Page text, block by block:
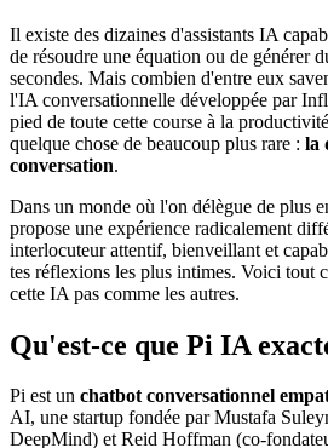
Il existe des dizaines d'assistants IA
de résoudre une équation ou de générer
secondes. Mais combien d'entre eux
l'IA conversationnelle développée par
pied de toute cette course à la
quelque chose de beaucoup plus rare : la
conversation.
Dans un monde où l'on délègue de plus
propose une expérience radicalement
interlocuteur attentif, bienveillant et
tes réflexions les plus intimes. Voici tout
cette IA pas comme les autres.
Qu'est-ce que Pi IA
Pi est un chatbot conversationnel
AI, une startup fondée par Mustafa
DeepMind) et Reid Hoffman (co-